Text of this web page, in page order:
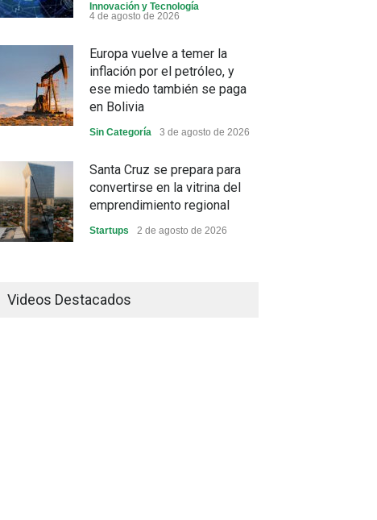
Innovación y Tecnología
4 de agosto de 2026
Europa vuelve a temer la
inflación por el petróleo, y
ese miedo también se paga
en Bolivia
Sin Categoría 3 de agosto de 2026
Santa Cruz se prepara para
convertirse en la vitrina del
emprendimiento regional
Startups 2 de agosto de 2026
industrial y el golpe puede
Videos Destacados